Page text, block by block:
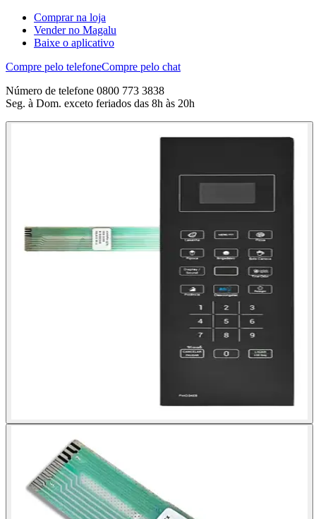
Comprar na loja
Vender no Magalu
Baixe o aplicativo
Compre pelo telefoneCompre pelo chat
Número de telefone 0800 773 3838
Seg. à Dom. exceto feriados das 8h às 20h